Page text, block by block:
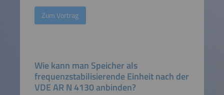
Zum Vortrag
Wie kann man Speicher als
frequenzstabilisierende Einheit nach der
VDE AR N 4130 anbinden?